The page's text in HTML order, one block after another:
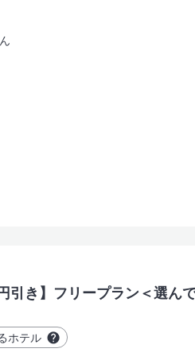
一般的な評価
る 「安心して宿
き】フリープラン＜選ん
ホテル